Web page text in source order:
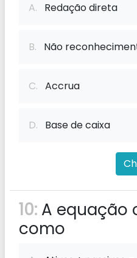
A. Redação direta
B. Não
C. Accrua
D. Base de caixa
10: A equação
como